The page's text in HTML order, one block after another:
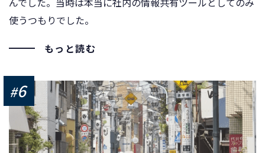
使うつもりでした。
もっと読む
#6